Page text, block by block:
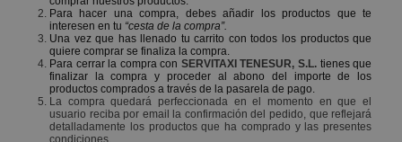
Para hacer una compra, debes añadir los productos que te
interesen en tu “cesta de la compra”.
Una vez que has llenado tu carrito con todos los productos que
quiere comprar se finaliza la compra.
Para cerrar la compra con SERVITAXI TENESUR, S.L.tienes que
finalizar la compra y proceder al abono del importe de los
productos comprados a través de la pasarela de pago.
La compra quedará perfeccionada en el momento en que el
usuario reciba por email la confirmación del pedido, que reflejará
detalladamente los productos que ha comprado y las presentes
condiciones.